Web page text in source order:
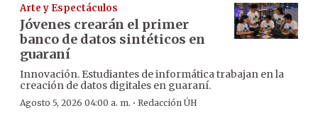
Arte y Espectáculos
Jóvenes crearán el primer
banco de datos sintéticos en
guaraní
Innovación. Estudiantes de informática trabajan en la
creación de datos digitales en guaraní.
Agosto 5, 2026 04:00 a. m. · Redacción ÚH